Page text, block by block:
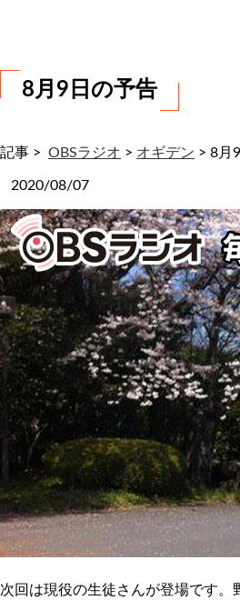
8月9日の予告
記事 > OBSラジオ > オギデン > 8月
2020/08/07
次回は現役の生徒さんが登場です。